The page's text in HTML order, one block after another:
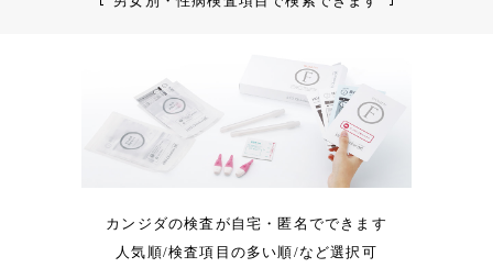
カンジダの検査が自宅・匿名でできます
人気順/検査項目の多い順/など選択可